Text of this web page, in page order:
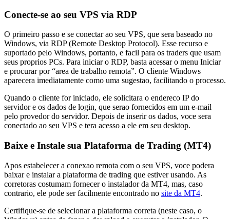
Conecte-se ao seu VPS via RDP
O primeiro passo e se conectar ao seu VPS, que sera baseado no
Windows, via RDP (Remote Desktop Protocol). Esse recurso e
suportado pelo Windows, portanto, e facil para os traders que usam
seus proprios PCs. Para iniciar o RDP, basta acessar o menu Iniciar
e procurar por “area de trabalho remota”. O cliente Windows
aparecera imediatamente como uma sugestao, facilitando o processo.
Quando o cliente for iniciado, ele solicitara o endereco IP do
servidor e os dados de login, que serao fornecidos em um e-mail
pelo provedor do servidor. Depois de inserir os dados, voce sera
conectado ao seu VPS e tera acesso a ele em seu desktop.
Baixe e Instale sua Plataforma de Trading (MT4)
Apos estabelecer a conexao remota com o seu VPS, voce podera
baixar e instalar a plataforma de trading que estiver usando. As
corretoras costumam fornecer o instalador da MT4, mas, caso
contrario, ele pode ser facilmente encontrado no site da MT4.
Certifique-se de selecionar a plataforma correta (neste caso, o